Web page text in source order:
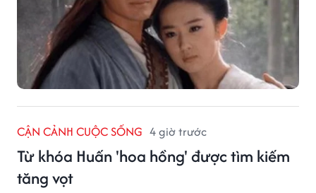
CẬN CẢNH CUỘC SỐNG 4 giờ trước
Từ khóa Huấn 'hoa hồng' được tìm kiếm
tăng vọt